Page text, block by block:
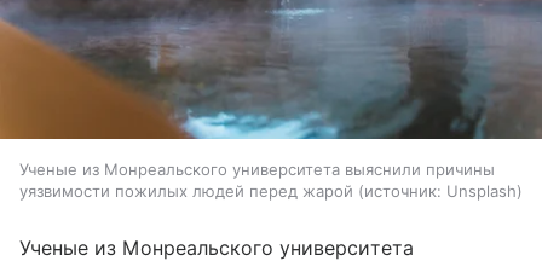
Ученые из Монреальского университета выяснили причины
уязвимости пожилых людей перед жарой
источник: Unsplash
Ученые из Монреальского университета